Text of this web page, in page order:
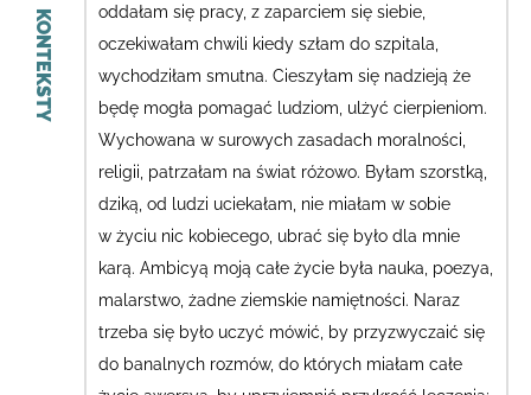
oddałam się pracy, z zaparciem się siebie,
oczekiwałam chwili kiedy szłam do szpitala,
wychodziłam smutna. Cieszyłam się nadzieją że
będę mogła pomagać ludziom, ulżyć cierpieniom.
Wychowana w surowych zasadach moralności,
religii, patrzałam na świat różowo. Byłam szorstką,
dziką, od ludzi uciekałam, nie miałam w sobie
w życiu nic kobiecego, ubrać się było dla mnie
karą. Ambicyą moją całe życie była nauka, poezya,
malarstwo, żadne ziemskie namiętności. Naraz
trzeba się było uczyć mówić, by przyzwyczaić się
do banalnych rozmów, do których miałam całe
KONTEKSTY